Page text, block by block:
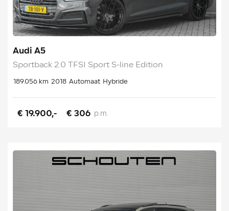
Audi A5
Sportback 2.0 TFSI Sport S-line Edition
189.056 km 2018 Automaat Hybride
€ 19.900,- € 306 p.m.